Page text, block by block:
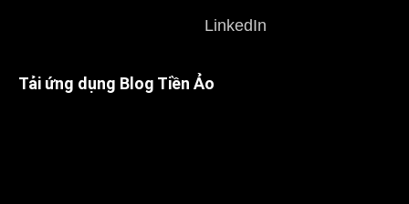
LinkedIn
Tải ứng dụng Blog Tiền Ảo